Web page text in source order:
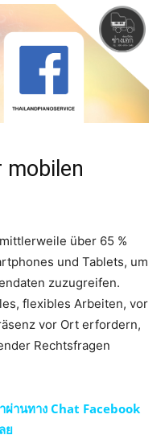
mobilen
über 65 %
und Tablets, um
zuzugreifen.
flexibles Arbeiten, vor
vor Ort erfordern,
Rechtsfragen
ผ่านทาง Chat Facebook
ย